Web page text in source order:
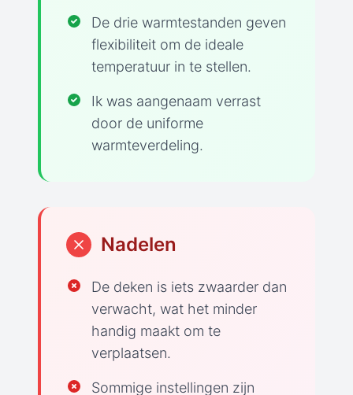
De drie warmtestanden geven
flexibiliteit om de ideale
temperatuur in te stellen.
Ik was aangenaam verrast
door de uniforme
warmteverdeling.
Nadelen
De deken is iets zwaarder dan
verwacht, wat het minder
handig maakt om te
verplaatsen.
Sommige instellingen zijn